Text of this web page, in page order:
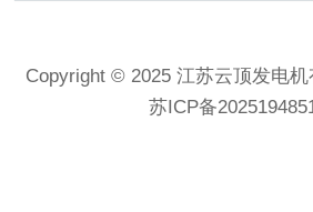
Copyright © 2025 江苏云顶发电机
苏ICP备